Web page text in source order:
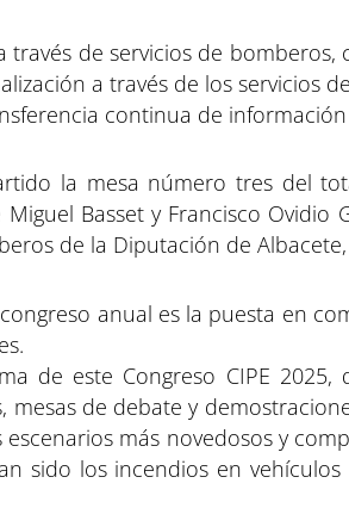
través de servicios de
a través de los servicios
continua de
la mesa número tres del
Miguel Basset y Francisco
de la Diputación de
anual es la puesta en
de este Congreso CIPE
mesas de debate y
escenarios más novedosos y
sido los incendios en